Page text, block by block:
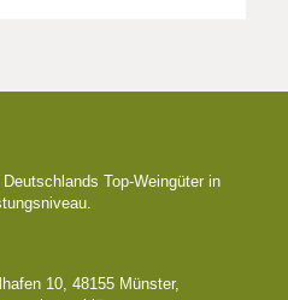
Top-Weingüter in
10, 48155 Münster,